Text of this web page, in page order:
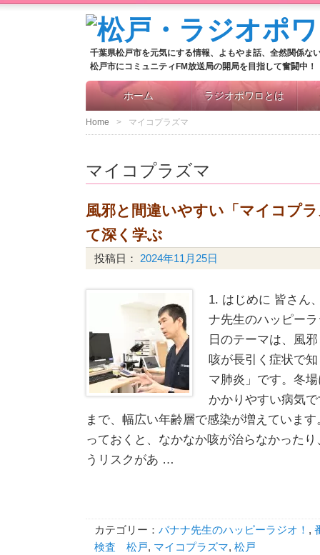
千葉県松戸市を元気にする情報、よもやま話、全然関係な
松戸市にコミュニティFM放送局の開局を目指して奮闘中！
ホーム ラジオポワロとは
Home マイコプラズマ
マイコプラズマ
風邪と間違いやすい「マイコプ
て深く学ぶ
投稿日： 2024年11月25日
1. はじめに 皆さん
ナ先生のハッピー
日のテーマは、風
咳が長引く症状で
マ肺炎」です。冬
かかりやすい病気
まで、幅広い年齢層で感染が増えていま
っておくと、なかなか咳が治らなかった
うリスクがあ …
カテゴリー： バナナ先生のハッピーラジオ！ ,
検査 松戸, マイコプラズマ, 松戸